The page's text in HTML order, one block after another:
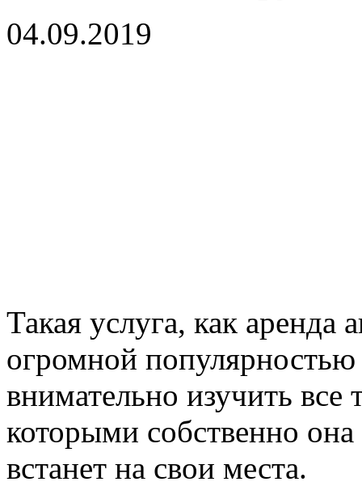
04.09.2019
Такая услуга, как аренда
огромной
внимательно изучить
которыми собственно
встанет на свои места.